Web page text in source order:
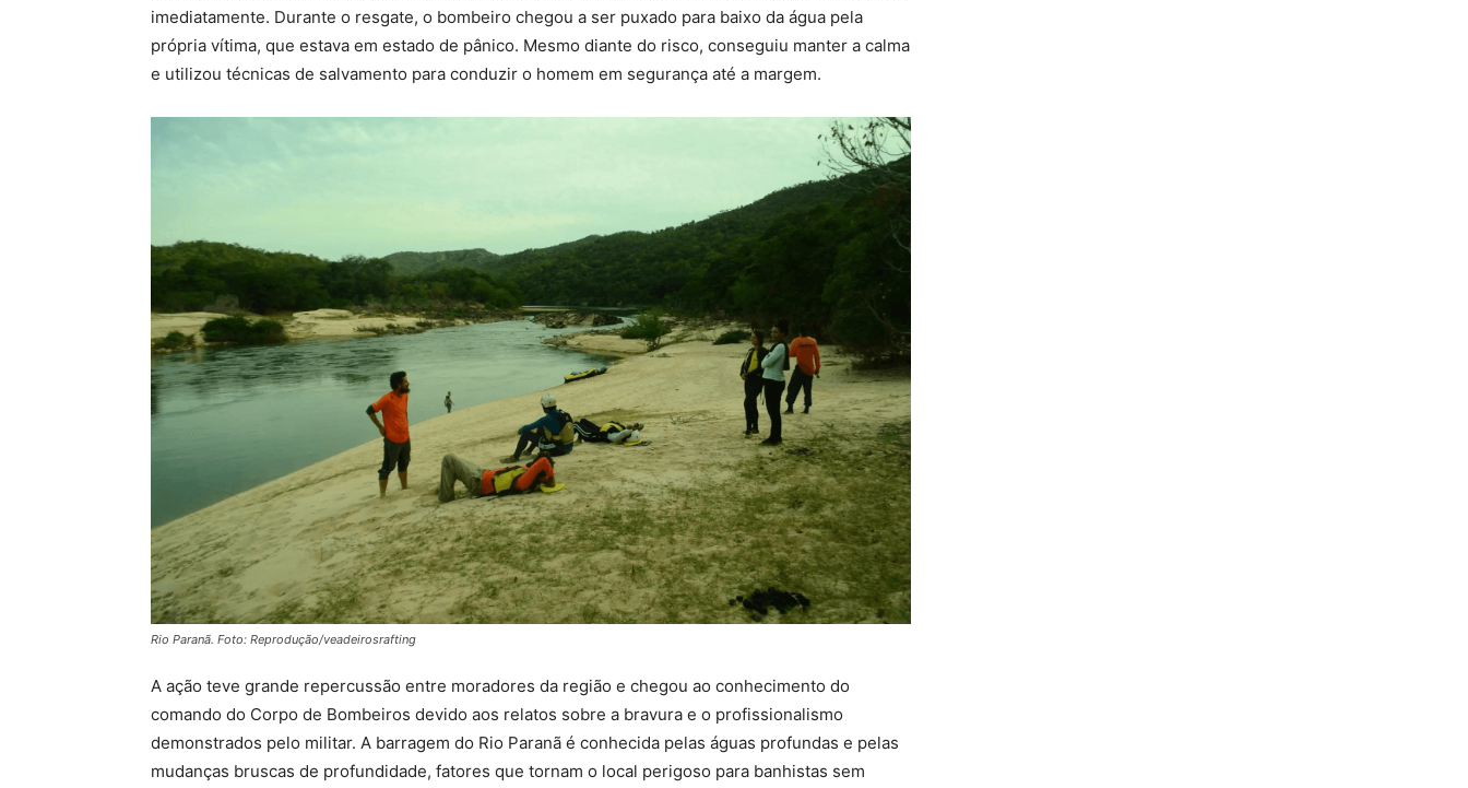
imediatamente. Durante o resgate, o bombeiro chegou a ser puxado para baixo da água pela
própria vítima, que estava em estado de pânico. Mesmo diante do risco, conseguiu manter a calma
e utilizou técnicas de salvamento para conduzir o homem em segurança até a margem.
Rio Paranã. Foto: Reprodução/veadeirosrafting
A ação teve grande repercussão entre moradores da região e chegou ao conhecimento do
comando do Corpo de Bombeiros devido aos relatos sobre a bravura e o profissionalismo
demonstrados pelo militar. A barragem do Rio Paranã é conhecida pelas águas profundas e pelas
mudanças bruscas de profundidade, fatores que tornam o local perigoso para banhistas sem